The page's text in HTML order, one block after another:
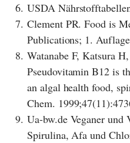
6. USDA
7. Clement PR. Food is
Publications; 1.
8. Watanabe F, Katsura
Pseudovitamin B12 is
an algal health food,
Chem.
9. Ua-bw.de Veganer und
Spirulina, Afa und